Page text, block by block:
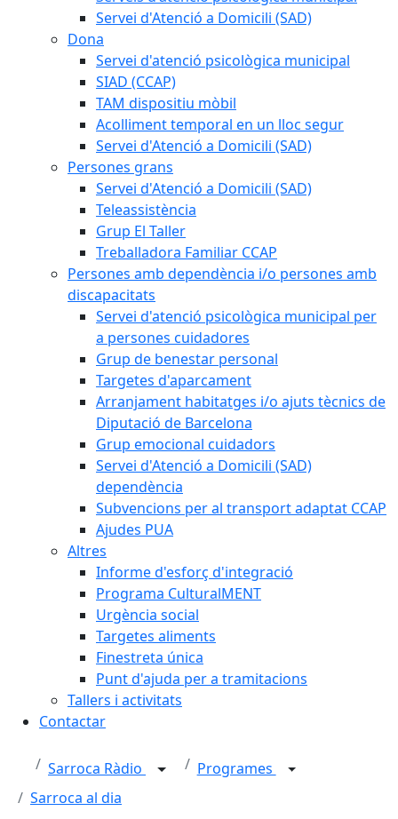
Servei d'Atenció a Domicili (SAD)
Dona
Servei d'atenció psicològica municipal
SIAD (CCAP)
TAM dispositiu mòbil
Acolliment temporal en un lloc segur
Servei d'Atenció a Domicili (SAD)
Persones grans
Servei d'Atenció a Domicili (SAD)
Teleassistència
Grup El Taller
Treballadora Familiar CCAP
Persones amb dependència i/o persones amb
discapacitats
Servei d'atenció psicològica municipal per
a persones cuidadores
Grup de benestar personal
Targetes d'aparcament
Arranjament habitatges i/o ajuts tècnics de
Diputació de Barcelona
Grup emocional cuidadors
Servei d'Atenció a Domicili (SAD)
dependència
Subvencions per al transport adaptat CCAP
Ajudes PUA
Altres
Informe d'esforç d'integració
Programa CulturalMENT
Urgència social
Targetes aliments
Finestreta única
Punt d'ajuda per a tramitacions
Tallers i activitats
Contactar
Sarroca Ràdio
Programes
Sarroca al dia